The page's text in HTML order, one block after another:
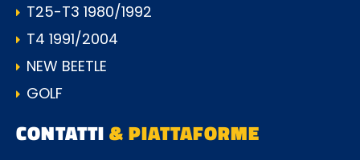
T25-T3 1980/1992
T4 1991/2004
NEW BEETLE
GOLF
CONTATTI& PIATTAFORME